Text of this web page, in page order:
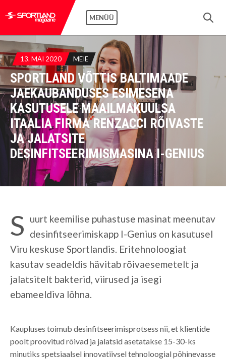
MENÜÜ
13. MAI 2020 MEIE
SPORTLAND VÕTTIS BALTIMAADE
JAEKAUBANDUSES ESIMESENA
KASUTUSELE MAAILMAKUULSA
ITAALIA FIRMA RENZACCI RÕIVASTE
JA JALATSITE
DESINFITSEERIMISMASINA I-GENIUS
S uurt keemilise puhastuse masinat meenutav
desinfitseerimiskapp I-Genius on kasutusel
Viru keskuse Sportlandis. Eritehnoloogiat
kasutav seadeldis hävitab rõivaesemetelt ja
jalatsitelt bakterid, viirused ja isegi
ebameeldiva lõhna.
Kaupluses toimub desinfitseerimisprotsess nii, et klientide
poolt proovitud rõivad ja jalatsid asetatakse 15-30-ks
minutiks spetsiaalsel innovatiivsel tehnoloogial põhinevasse